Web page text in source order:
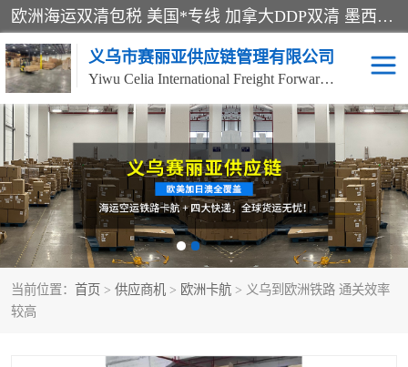
欧洲海运双清包税 美国*专线 加拿大DDP双清 墨西哥跨境空运 澳大利亚专线物流 跨境电商物流服务 国际快递到门服务 海运*渠道 一站式跨境物流解决方案 TikTok/SHEIN专线 电商平台FBA头程运输 国际铁路运输欧洲 UPS/DDHL/联邦快递跨境 美国双清到门物流 跨境*运输
义乌市赛丽亚供应链管理有限公司
Yiwu Celia International Freight Forwarding Co., Ltd
当前位置： 首页 > 供应商机 > 欧洲卡航 > 义乌到欧洲铁路 通关效率
较高
美森快船 欧洲卡航
加拿大海运/空运-双清到
门
澳大利亚海运/空运-双清
到门
墨西哥海运/空运-双清到
门